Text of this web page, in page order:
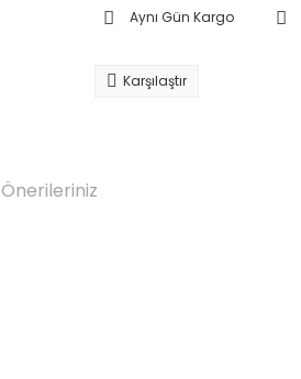
Aynı Gün Kargo
Karşılaştır
Önerileriniz